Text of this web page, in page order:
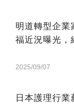
明道轉型企業
福近況曝光，
2025/09/07
日本護理行